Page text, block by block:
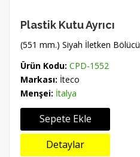
Plastik Kutu Ayrıcı
(551 mm.) Siyah İletken Bölücü
Ürün Kodu: CPD-1552
Markası: İteco
Menşei: İtalya
Sepete Ekle
Detaylar